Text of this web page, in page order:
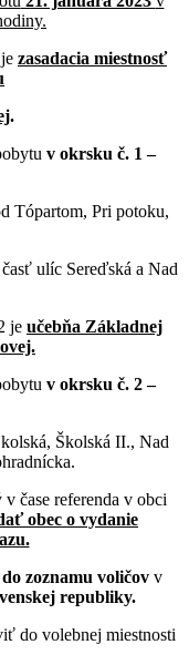
zasadacia miestnosť
.
v okrsku č. 1 –
Tópartom, Pri potoku,
ulíc Sereďská a Nad
je učebňa Základnej
v okrsku č. 2 –
Školská II., Nad
čase referenda v obci
obec o vydanie
zoznamu voličov v
republiky.
do volebnej miestnosti